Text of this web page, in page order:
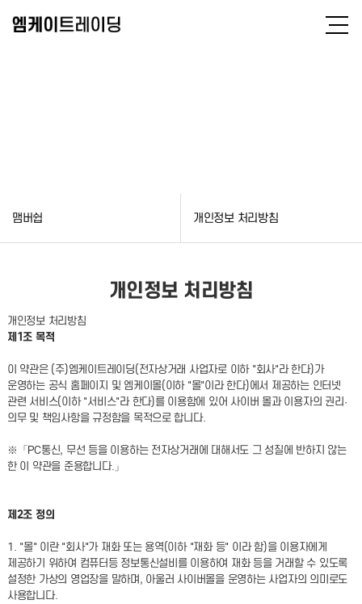
맴버쉽 개인정보 처리방침
개인정보 처리방침
개인정보 처리방침
제1조 목적
이 약관은 (주)엠케이트레이딩(전자상거래 사업자로 이하 "회사"라 한다)가
운영하는 공식 홈페이지 및 엠케이몰(이하 "몰"이라 한다)에서 제공하는 인터넷
관련 서비스(이하 "서비스"라 한다)를 이용함에 있어 사이버 몰과 이용자의 권리·
의무 및 책임사항을 규정함을 목적으로 합니다.
※「PC통신, 무선 등을 이용하는 전자상거래에 대해서도 그 성질에 반하지 않는
한 이 약관을 준용합니다.」
제2조 정의
1. "몰" 이란 "회사"가 재화 또는 용역(이하 "재화 등" 이라 함)을 이용자에게
제공하기 위하여 컴퓨터등 정보통신설비를 이용하여 재화 등을 거래할 수 있도록
설정한 가상의 영업장을 말하며, 아울러 사이버몰을 운영하는 사업자의 의미로도
사용합니다.